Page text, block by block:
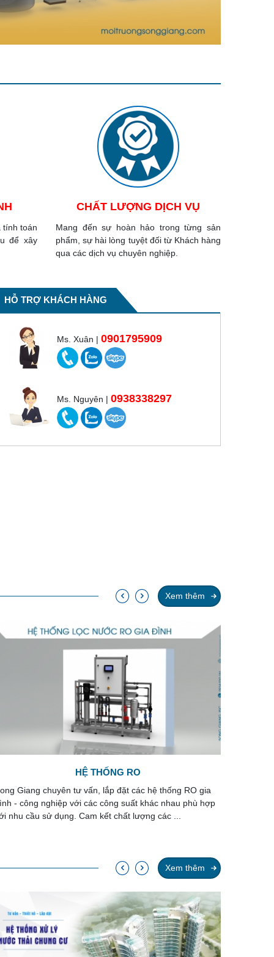
tính toán
để xây
CHẤT LƯỢNG DỊCH VỤ
Mang đến sự hoàn hảo trong từng sản
phẩm, sự hài lòng tuyệt đối từ Khách hàng
qua các dịch vụ chuyên nghiệp.
HỖ TRỢ KHÁCH HÀNG
Ms. Xuân | 0901795909
Ms. Nguyên | 0938338297
Xem thêm
HỆ THỐNG LỌC NƯỚC
Giang chuyên thiết kế, gia công, lắp đặt hệ thống lọc
đạt chất lượng cao với chi phí đầu tư thấp. Thẩm mỹ
độ bền vượt trội, dễ ...
Xem thêm